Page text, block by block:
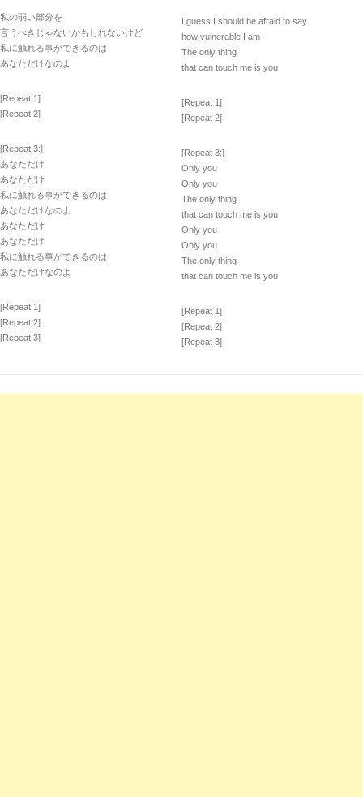
私の弱い部分を
言うべきじゃないかもしれないけど
私に触れる事ができるのは
あなただけなのよ
[Repeat 1]
[Repeat 2]
[Repeat 3:]
あなただけ
あなただけ
私に触れる事ができるのは
あなただけなのよ
あなただけ
あなただけ
私に触れる事ができるのは
あなただけなのよ
[Repeat 1]
[Repeat 2]
[Repeat 3]
I guess I should be afraid to say
how vulnerable I am
The only thing
that can touch me is you
[Repeat 1]
[Repeat 2]
[Repeat 3:]
Only you
Only you
The only thing
that can touch me is you
Only you
Only you
The only thing
that can touch me is you
[Repeat 1]
[Repeat 2]
[Repeat 3]